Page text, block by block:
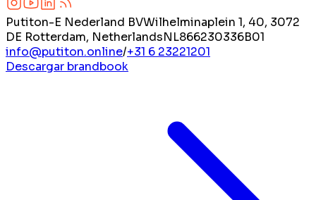
Putiton-E Nederland BVWilhelminaplein 1, 40, 3072
DE Rotterdam, NetherlandsNL866230336B01
info@putiton.online/+31 6 23221201
Descargar brandbook